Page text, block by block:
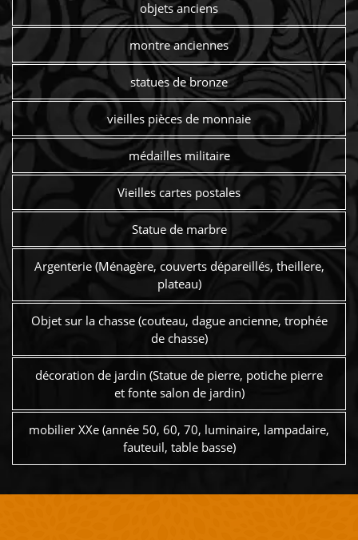
objets anciens
montre anciennes
statues de bronze
vieilles pièces de monnaie
médailles militaire
Vieilles cartes postales
Statue de marbre
Argenterie (Ménagère, couverts dépareillés, theillere,
plateau)
Objet sur la chasse (couteau, dague ancienne, trophée
de chasse)
décoration de jardin (Statue de pierre, potiche pierre
et fonte salon de jardin)
mobilier XXe (année 50, 60, 70, luminaire, lampadaire,
fauteuil, table basse)